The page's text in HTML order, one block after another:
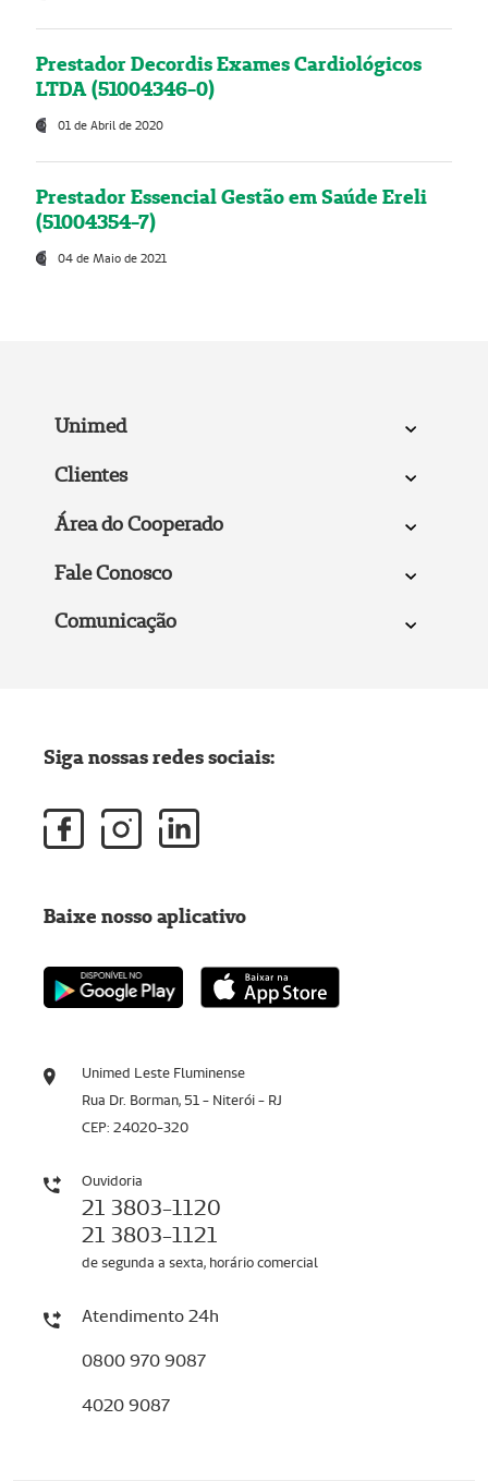
Prestador Decordis Exames Cardiológicos
LTDA (51004346-0)
01 de Abril de 2020
Prestador Essencial Gestão em Saúde Ereli
(51004354-7)
04 de Maio de 2021
Unimed
Clientes
Área do Cooperado
Fale Conosco
Comunicação
Unimed Leste Fluminense
Rua Dr. Borman, 51 - Niterói - RJ
CEP: 24020-320
Ouvidoria
21 3803-1120
21 3803-1121
de segunda a sexta, horário comercial
Atendimento 24h
0800 970 9087
4020 9087
Siga nossas redes sociais:
Baixe nosso aplicativo